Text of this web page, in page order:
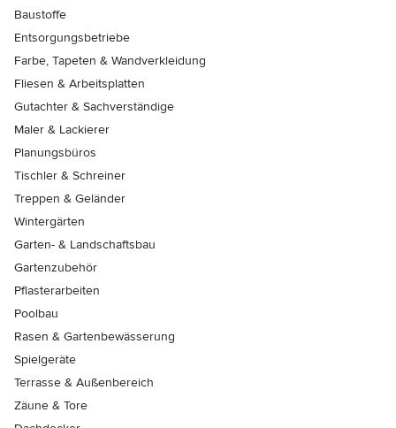
Baustoffe
Entsorgungsbetriebe
Farbe, Tapeten & Wandverkleidung
Fliesen & Arbeitsplatten
Gutachter & Sachverständige
Maler & Lackierer
Planungsbüros
Tischler & Schreiner
Treppen & Geländer
Wintergärten
Garten- & Landschaftsbau
Gartenzubehör
Pflasterarbeiten
Poolbau
Rasen & Gartenbewässerung
Spielgeräte
Terrasse & Außenbereich
Zäune & Tore